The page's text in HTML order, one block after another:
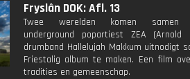
Fryslân DOK: Afl. 13
Twee werelden komen samen
underground popartiest ZEA (Arnold
drumband Hallelujah Makkum uitnodigt
Friestalig album te maken. Een film
tradities en gemeenschap.